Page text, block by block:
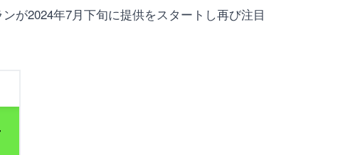
が2024年7月下旬に提供をスタートし再び注目